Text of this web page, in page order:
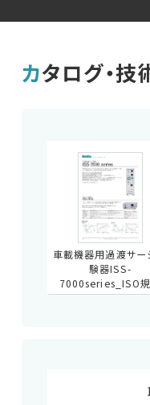
カタログ・
車載機器用過渡サー
験器ISS-
7000series_ISO